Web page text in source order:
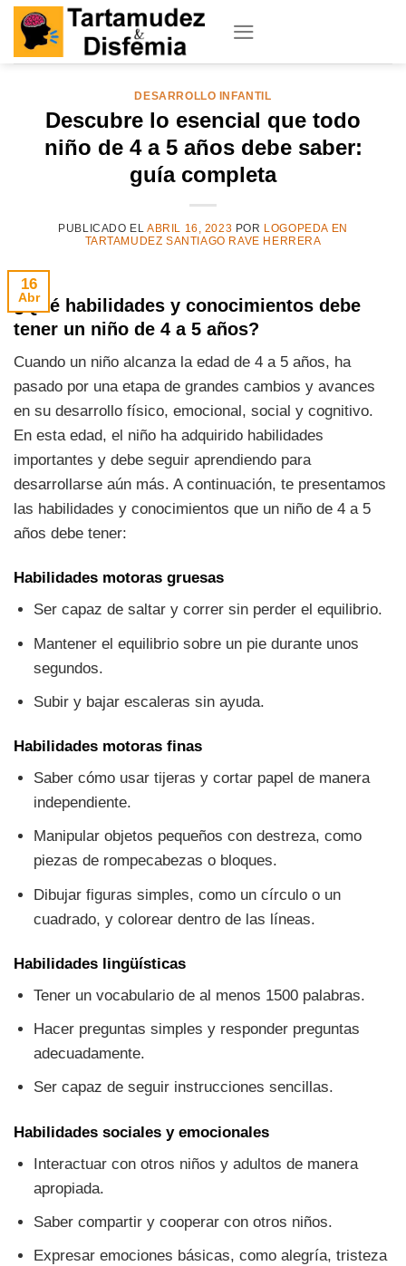
Skip
content
DESARROLLO INFANTIL
Descubre lo esencial que todo
niño de 4 a 5 años debe saber:
guía completa
PUBLICADO EL ABRIL 16, 2023 POR LOGOPEDA EN
TARTAMUDEZ SANTIAGO RAVE HERRERA
16
Abr
¿Qué habilidades y conocimientos debe
tener un niño de 4 a 5 años?
Cuando un niño alcanza la edad de 4 a 5 años, ha
pasado por una etapa de grandes cambios y avances
en su desarrollo físico, emocional, social y cognitivo.
En esta edad, el niño ha adquirido habilidades
importantes y debe seguir aprendiendo para
desarrollarse aún más. A continuación, te presentamos
las habilidades y conocimientos que un niño de 4 a 5
años debe tener:
Habilidades motoras gruesas
Ser capaz de saltar y correr sin perder el equilibrio.
Mantener el equilibrio sobre un pie durante unos
segundos.
Subir y bajar escaleras sin ayuda.
Habilidades motoras finas
Saber cómo usar tijeras y cortar papel de manera
independiente.
Manipular objetos pequeños con destreza, como
piezas de rompecabezas o bloques.
Dibujar figuras simples, como un círculo o un
cuadrado, y colorear dentro de las líneas.
Habilidades lingüísticas
Tener un vocabulario de al menos 1500 palabras.
Hacer preguntas simples y responder preguntas
adecuadamente.
Ser capaz de seguir instrucciones sencillas.
Habilidades sociales y emocionales
Interactuar con otros niños y adultos de manera
apropiada.
Saber compartir y cooperar con otros niños.
Expresar emociones básicas, como alegría, tristeza